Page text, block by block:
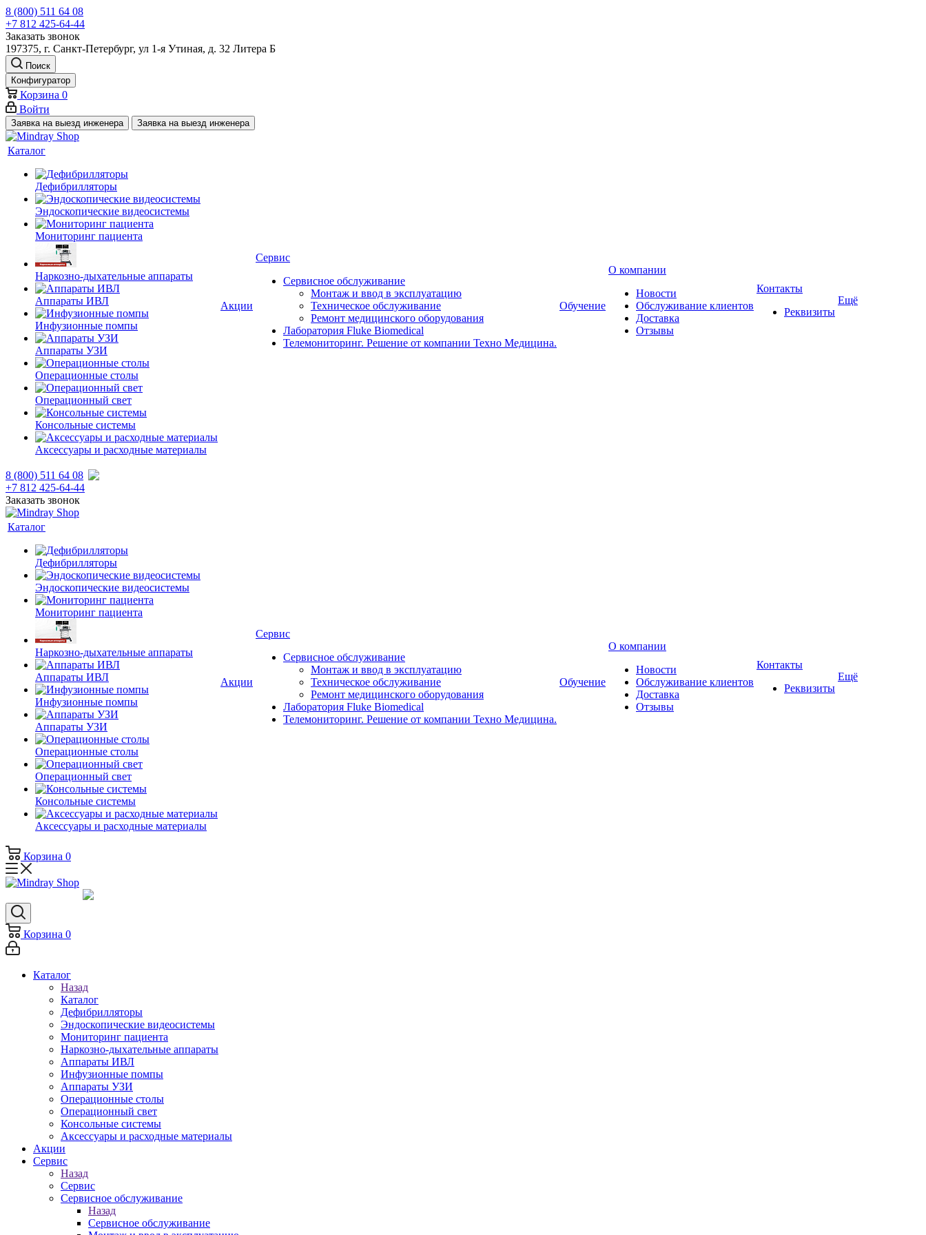
8 (800) 511 64 08
+7 812 425-64-44
Заказать звонок
197375, г. Санкт-Петербург, ул 1-я Утиная, д. 32 Литера Б
Поиск
Конфигуратор
Корзина 0
Войти
Заявка на выезд инженера Заявка на выезд инженера
Каталог
Дефибрилляторы
Эндоскопические видеосистемы
Мониторинг пациента
Наркозно-дыхательные аппараты
Аппараты ИВЛ
Инфузионные помпы
Аппараты УЗИ
Операционные столы
Операционный свет
Консольные системы
Аксессуары и расходные материалы
Акции
Сервис
Сервисное обслуживание
Монтаж и ввод в эксплуатацию
Техническое обслуживание
Ремонт медицинского оборудования
Лаборатория Fluke Biomedical
Телемониторинг. Решение от компании Техно Медицина.
Обучение
О компании
Новости
Обслуживание клиентов
Доставка
Отзывы
Контакты
Реквизиты
Ещё
8 (800) 511 64 08
+7 812 425-64-44
Заказать звонок
Каталог
Дефибрилляторы
Эндоскопические видеосистемы
Мониторинг пациента
Наркозно-дыхательные аппараты
Аппараты ИВЛ
Инфузионные помпы
Аппараты УЗИ
Операционные столы
Операционный свет
Консольные системы
Аксессуары и расходные материалы
Акции
Сервис
Сервисное обслуживание
Монтаж и ввод в эксплуатацию
Техническое обслуживание
Ремонт медицинского оборудования
Лаборатория Fluke Biomedical
Телемониторинг. Решение от компании Техно Медицина.
Обучение
О компании
Новости
Обслуживание клиентов
Доставка
Отзывы
Контакты
Реквизиты
Ещё
Корзина 0
Корзина 0
Каталог
Назад
Каталог
Дефибрилляторы
Эндоскопические видеосистемы
Мониторинг пациента
Наркозно-дыхательные аппараты
Аппараты ИВЛ
Инфузионные помпы
Аппараты УЗИ
Операционные столы
Операционный свет
Консольные системы
Аксессуары и расходные материалы
Акции
Сервис
Назад
Сервис
Сервисное обслуживание
Назад
Сервисное обслуживание